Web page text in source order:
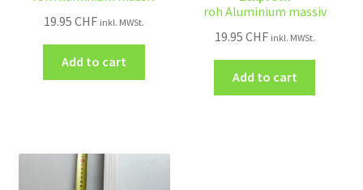
19.95CHF inkl. MWSt.
Add to cart
roh Aluminium massiv
19.95 CHF inkl. MWSt.
Add to cart